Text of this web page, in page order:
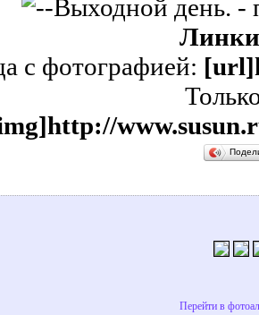
с фотографией:
Перейти в